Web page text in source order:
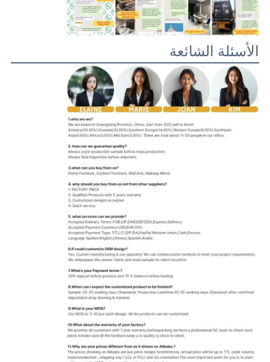
الأسئلة الشائعة